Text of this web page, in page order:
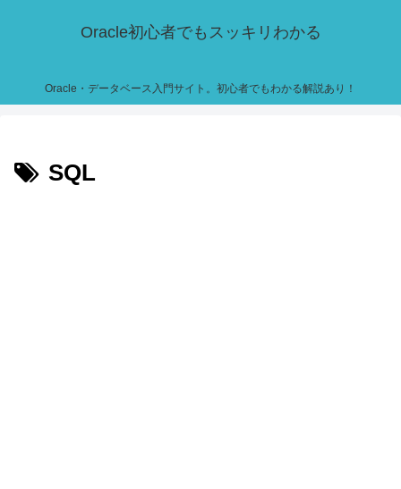
Oracle初心者でもスッキリわかる
Oracle・データベース入門サイト。初心者でもわかる解説あり！
SQL